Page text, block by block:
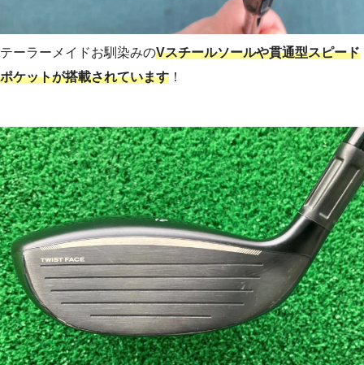
テーラーメイドお馴染みのVスチールソールや貫通型スピード
ポケットが搭載されています ！